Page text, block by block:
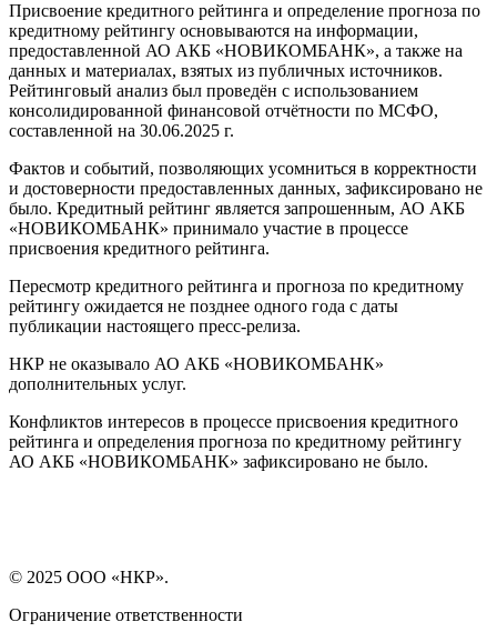
Присвоение кредитного рейтинга и определение прогноза по
кредитному рейтингу основываются на информации,
предоставленной АО АКБ «НОВИКОМБАНК», а также на
данных и материалах, взятых из публичных источников.
Рейтинговый анализ был проведён с использованием
консолидированной финансовой отчётности по МСФО,
составленной на 30.06.2025 г.
Фактов и событий, позволяющих усомниться в корректности
и достоверности предоставленных данных, зафиксировано не
было. Кредитный рейтинг является запрошенным, АО АКБ
«НОВИКОМБАНК» принимало участие в процессе
присвоения кредитного рейтинга.
Пересмотр кредитного рейтинга и прогноза по кредитному
рейтингу ожидается не позднее одного года с даты
публикации настоящего пресс-релиза.
НКР не оказывало АО АКБ «НОВИКОМБАНК»
дополнительных услуг.
Конфликтов интересов в процессе присвоения кредитного
рейтинга и определения прогноза по кредитному рейтингу
АО АКБ «НОВИКОМБАНК» зафиксировано не было.
© 2025 ООО «НКР».
Ограничение ответственности